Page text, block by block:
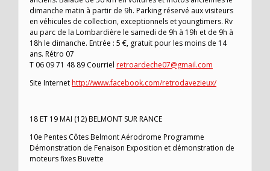
dimanche matin à partir de 9h. Parking réservé aux visiteurs
en véhicules de collection, exceptionnels et youngtimers. Rv
au parc de la Lombardière le samedi de 9h à 19h et de 9h à
18h le dimanche. Entrée : 5 €, gratuit pour les moins de 14
ans. Rétro 07
T 06 09 71 48 89 Courriel retroardeche07@gmail.com
Site Internethttp://www.facebook.com/retrodavezieux/
18 ET 19 MAI (12) BELMONT SUR RANCE
10e Pentes Côtes Belmont Aérodrome Programme
Démonstration de Fenaison Exposition et démonstration de
moteurs fixes Buvette